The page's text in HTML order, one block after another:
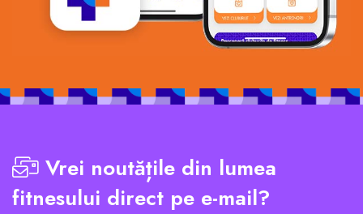
Vrei noutățile din lumea
fitnesului direct pe e-mail?